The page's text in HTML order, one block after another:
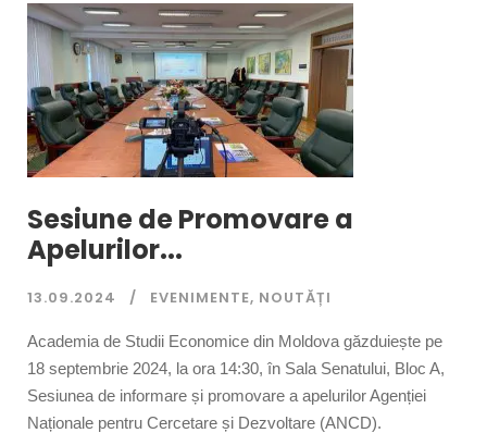
Sesiune de Promovare a
Apelurilor...
13.09.2024 EVENIMENTE, NOUTĂȚI
Academia de Studii Economice din Moldova găzduiește pe
18 septembrie 2024, la ora 14:30, în Sala Senatului, Bloc A,
Sesiunea de informare și promovare a apelurilor Agenției
Naționale pentru Cercetare și Dezvoltare (ANCD).